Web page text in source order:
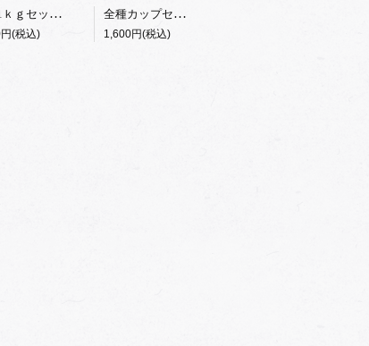
全種1ｋｇセット（つぶ）
(税込)
全種カップセット【つぶ】
1,600円(税込)